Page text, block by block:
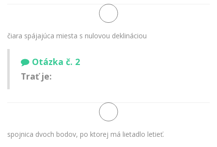
čiara spájajúca miesta s nulovou deklináciou
Otázka č. 2
Trať je:
spojnica dvoch bodov, po ktorej má lietadlo letieť.